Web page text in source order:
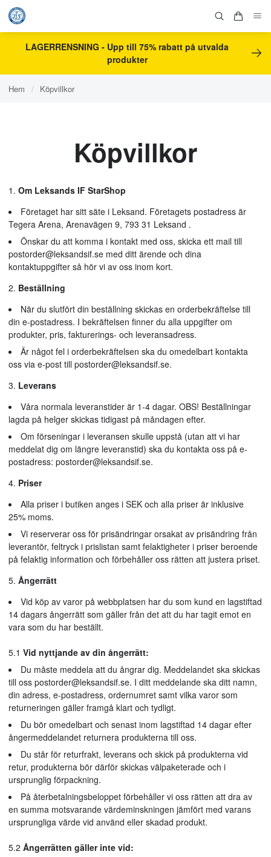
LAGERRENSNING - Upp till 75% rabatt på utvalda
produkter
Hem / Köpvillkor
Köpvillkor
Om Leksands IF StarShop
Företaget har sitt säte i Leksand. Företagets postadress är
Tegera Arena, Arenavägen 9, 793 31 Leksand .
Önskar du att komma i kontakt med oss, skicka ett mail till
postorder@leksandsif.se med ditt ärende och dina
kontaktuppgifter så hör vi av oss inom kort.
Beställning
När du slutfört din beställning skickas en orderbekräftelse till
din e-postadress. I bekräftelsen finner du alla uppgifter om
produkter, pris, fakturerings- och leveransadress.
Är något fel i orderbekräftelsen ska du omedelbart kontakta
oss via e-post till postorder@leksandsif.se.
Leverans
Våra normala leveranstider är 1-4 dagar. OBS! Beställningar
lagda på helger skickas tidigast på måndagen efter.
Om förseningar i leveransen skulle uppstå (utan att vi har
meddelat dig om längre leveranstid) ska du kontakta oss på e-
postadress: postorder@leksandsif.se.
Priser
Alla priser i butiken anges i SEK och alla priser är inklusive
25% moms.
Vi reserverar oss för prisändringar orsakat av prisändring från
leverantör, feltryck i prislistan samt felaktigheter i priser beroende
på felaktig information och förbehåller oss rätten att justera priset.
Ångerrätt
Vid köp av varor på webbplatsen har du som kund en lagstiftad
14 dagars ångerrätt som gäller från det att du har tagit emot en
vara som du har beställt.
5.1 Vid nyttjande av din ångerrätt:
Du måste meddela att du ångrar dig. Meddelandet ska skickas
till oss postorder@leksandsif.se. I ditt meddelande ska ditt namn,
din adress, e-postadress, ordernumret samt vilka varor som
returneringen gäller framgå klart och tydligt.
Du bör omedelbart och senast inom lagstiftad 14 dagar efter
ångermeddelandet returnera produkterna till oss.
Du står för returfrakt, leverans och skick på produkterna vid
retur, produkterna bör därför skickas välpaketerade och i
ursprunglig förpackning.
På återbetalningsbeloppet förbehåller vi oss rätten att dra av
en summa motsvarande värdeminskningen jämfört med varans
ursprungliga värde vid använd eller skadad produkt.
5.2 Ångerrätten gäller inte vid: